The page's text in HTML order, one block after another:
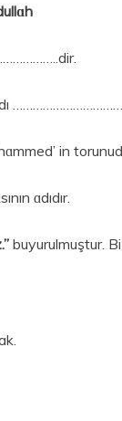
in
ɑdıdır.
buyurulmuştur.